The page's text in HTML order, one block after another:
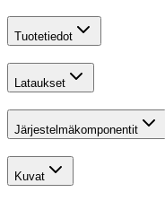
Tuotetiedot
Lataukset
Järjestelmäkomponentit
Kuvat